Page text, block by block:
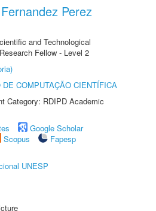
Perez
and Technological
Fellow - Level 2
DE COMPUTAÇÃO CIENTÍFICA
Category: RDIPD Academic
Google Scholar
Scopus
Fapesp
UNESP